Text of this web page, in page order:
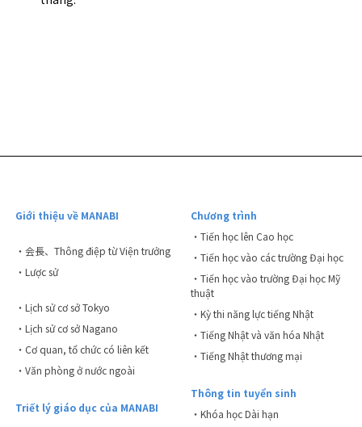
Giới thiệu về MANABI
・会長、Thông điệp từ Viện trưởng
・Lược sử
・Lịch sử cơ sở Tokyo
・Lịch sử cơ sở Nagano
・Cơ quan, tổ chức có liên kết
・Văn phòng ở nước ngoài
Triết lý giáo dục của MANABI
Chương trình
・Tiến học lên Cao học
・Tiến học vào các trường Đại học
・Tiến học vào trường Đại học Mỹ
thuật
・Kỳ thi năng lực tiếng Nhật
・Tiếng Nhật và văn hóa Nhật
・Tiếng Nhật thương mại
Thông tin tuyển sinh
・Khóa học Dài hạn